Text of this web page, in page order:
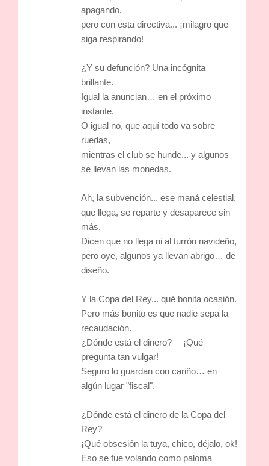
apagando,
pero con esta directiva... ¡milagro que
siga respirando!
¿Y su defunción? Una incógnita
brillante.
Igual la anuncian… en el próximo
instante.
O igual no, que aquí todo va sobre
ruedas,
mientras el club se hunde... y algunos
se llevan las monedas.
Ah, la subvención... ese maná celestial,
que llega, se reparte y desaparece sin
más.
Dicen que no llega ni al turrón navideño,
pero oye, algunos ya llevan abrigo… de
diseño.
Y la Copa del Rey... qué bonita ocasión.
Pero más bonito es que nadie sepa la
recaudación.
¿Dónde está el dinero? —¡Qué
pregunta tan vulgar!
Seguro lo guardan con cariño… en
algún lugar "fiscal".
¿Dónde está el dinero de la Copa del
Rey?
¡Qué obsesión la tuya, chico, déjalo, ok!
Eso se fue volando como paloma